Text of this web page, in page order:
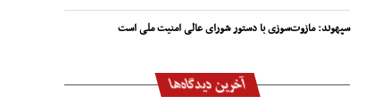
سپهوند:‌ مازوت‌سوزی با دستور شورای عالی امنیت ملی است
آخرین دیدگاه‌ها